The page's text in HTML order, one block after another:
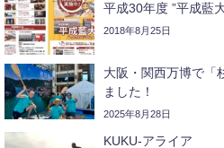
平成30年度 ”平成藍
2018年8月25日
大阪・関西万博で「
ました！
2025年8月28日
KUKU-アライア